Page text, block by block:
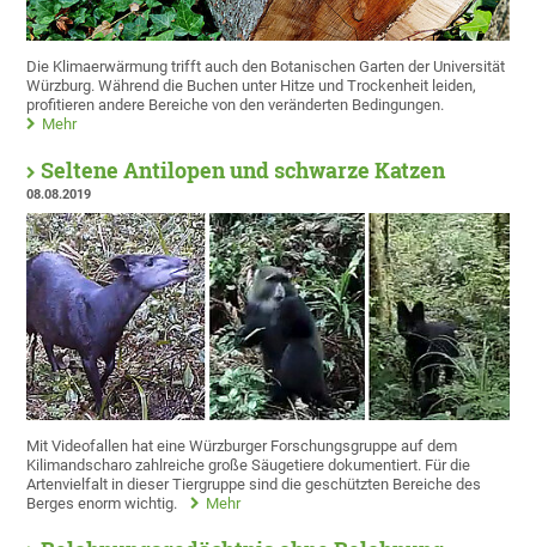
Die Klimaerwärmung trifft auch den Botanischen Garten der Universität
Würzburg. Während die Buchen unter Hitze und Trockenheit leiden,
profitieren andere Bereiche von den veränderten Bedingungen.
Mehr
Seltene Antilopen und schwarze Katzen
08.08.2019
Mit Videofallen hat eine Würzburger Forschungsgruppe auf dem
Kilimandscharo zahlreiche große Säugetiere dokumentiert. Für die
Artenvielfalt in dieser Tiergruppe sind die geschützten Bereiche des
Berges enorm wichtig.
Mehr